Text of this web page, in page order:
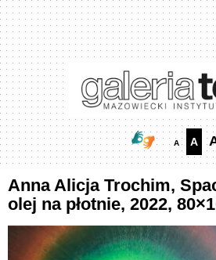
Skip
to
Content
Skip
to
navigation
A A
Anna Alicja Trochim,
olej na płotnie, 2022,